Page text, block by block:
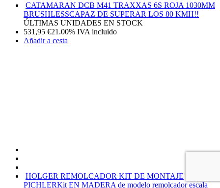
CATAMARAN DCB M41 TRAXXAS 6S ROJA 1030MM
BRUSHLESSCAPAZ DE SUPERAR LOS 80 KMH!!
ÚLTIMAS UNIDADES EN STOCK
531,95 €21.00% IVA incluido
Añadir a cesta
HOLGER REMOLCADOR KIT DE MONTAJE
PICHLERKit EN MADERA de modelo remolcador escala